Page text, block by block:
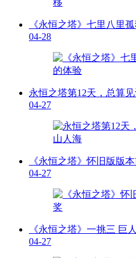
《永恒之塔》七里八里
04-28
永恒之塔第12天，总算
04-27
《永恒之塔》怀旧版版
04-27
《永恒之塔》一挑三 巨
04-27